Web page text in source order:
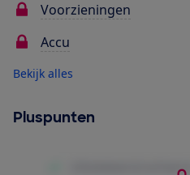
Voorzieningen
Accu
Bekijk alles
Pluspunten